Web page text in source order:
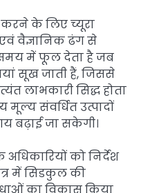
के लिए च्यूरा
एवं वैज्ञानिक ढंग से
समय में फूल देता है जब
सूख जाती हैं, जिससे
लाभकारी सिद्ध होता
संवर्धित उत्पादों
बढ़ाई जा सकेगी।
अधिकारियों को निर्देश
में सिडकुल की
का विकास किया